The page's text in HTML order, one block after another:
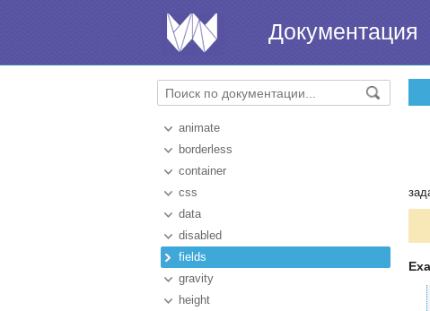
Документация
animate
borderless
container
css
data
disabled
fields
gravity
height